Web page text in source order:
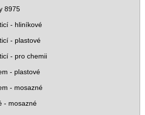
8975
- hliníkové
- plastové
- pro chemii
- plastové
- mosazné
- mosazné